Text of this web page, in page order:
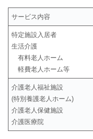
サービス内容
特定施設入居者
生活介護
有料老人ホーム
軽費老人ホーム等
介護老人福祉施設
(特別養護老人ホーム)
介護老人保健施設
介護医療院